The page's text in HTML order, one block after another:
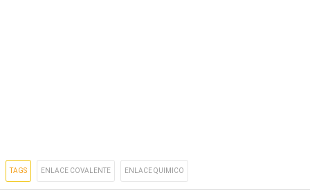
TAGS ENLACE COVALENTE ENLACE QUIMICO